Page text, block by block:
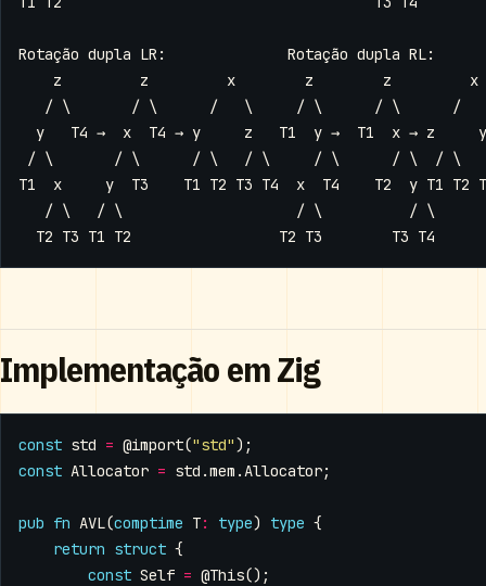
Implementação em Zig
const std = @import("std");
const Allocator = std .mem .Allocator;
pub fn AVL(comptime T: type) type {
return struct {
const Self = @This();